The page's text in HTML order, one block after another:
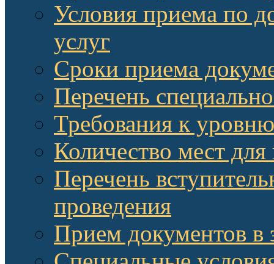
Условия приема по
услуг
Сроки приема
Перечень
Требования к
Количество мест
Перечень
проведения
Прием документов в